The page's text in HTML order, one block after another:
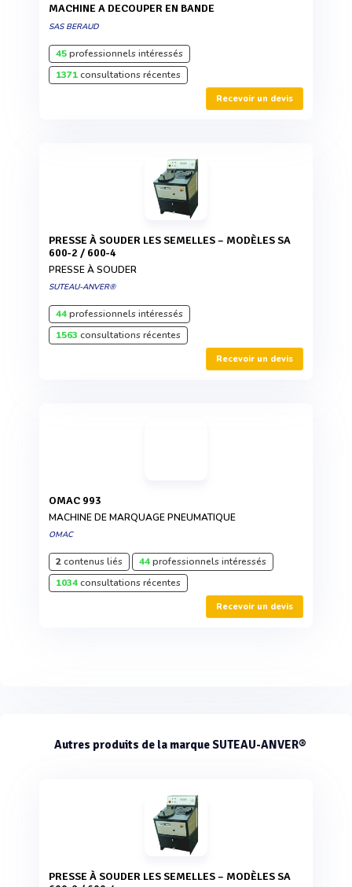
MACHINE A DECOUPER EN BANDE
SAS BERAUD
45professionnels intéressés
1371consultations récentes
Recevoir un devis
PRESSE À SOUDER LES SEMELLES – MODÈLES SA
600-2 / 600-4
PRESSE À SOUDER
SUTEAU-ANVER®
44professionnels intéressés
1563 consultations récentes
Recevoir un devis
OMAC 993
MACHINE DE MARQUAGE PNEUMATIQUE
OMAC
2contenus liés 44professionnels intéressés
1034consultations récentes
Recevoir un devis
Autres produits de la marque SUTEAU-ANVER®
PRESSE À SOUDER LES SEMELLES – MODÈLES SA